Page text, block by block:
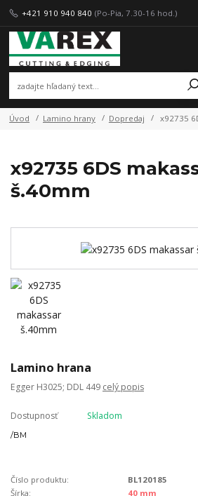
+421 910 940 840 (Po-Pia, 7.30-16 hod.)
Úvod Lamino hrany Dopredaj x92735
x92735 6DS
š.40mm
Lamino hrana
Egger H3025; DDL 449 celý popis
Dostupnosť Skladom
/BM
Číslo produktu:
BL120185
Šírka:
40 mm